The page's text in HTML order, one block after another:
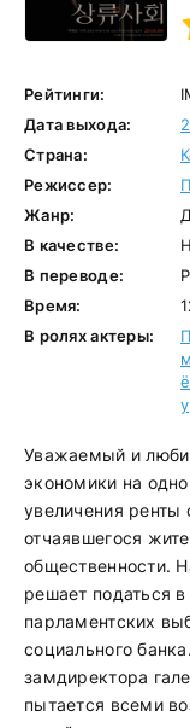
2 3
Рейтинги:
Дата выхода:
Страна:
Режиссер:
Жанр:
В качестве:
В переводе:
Время:
В ролях актеры:
у
Уважаемый и
экономики на
увеличения ренты
отчаявшегося
общественности.
решает податься в
парламентских
социального
замдиректора
пытается всеми